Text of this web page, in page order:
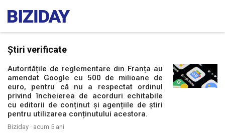
Știri verificate
Autoritățile de reglementare din Franța au
amendat Google cu 500 de milioane de
euro, pentru că nu a respectat ordinul
privind încheierea de acorduri echitabile
cu editorii de conținut și agențiile de știri
pentru utilizarea conținutului acestora.
Biziday · acum 5 ani